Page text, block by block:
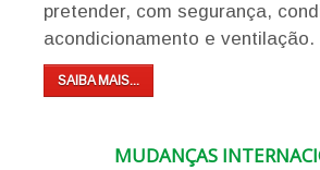
pretender, com segurança,
acondicionamento e ventilação.
SAIBA MAIS...
MUDANÇAS